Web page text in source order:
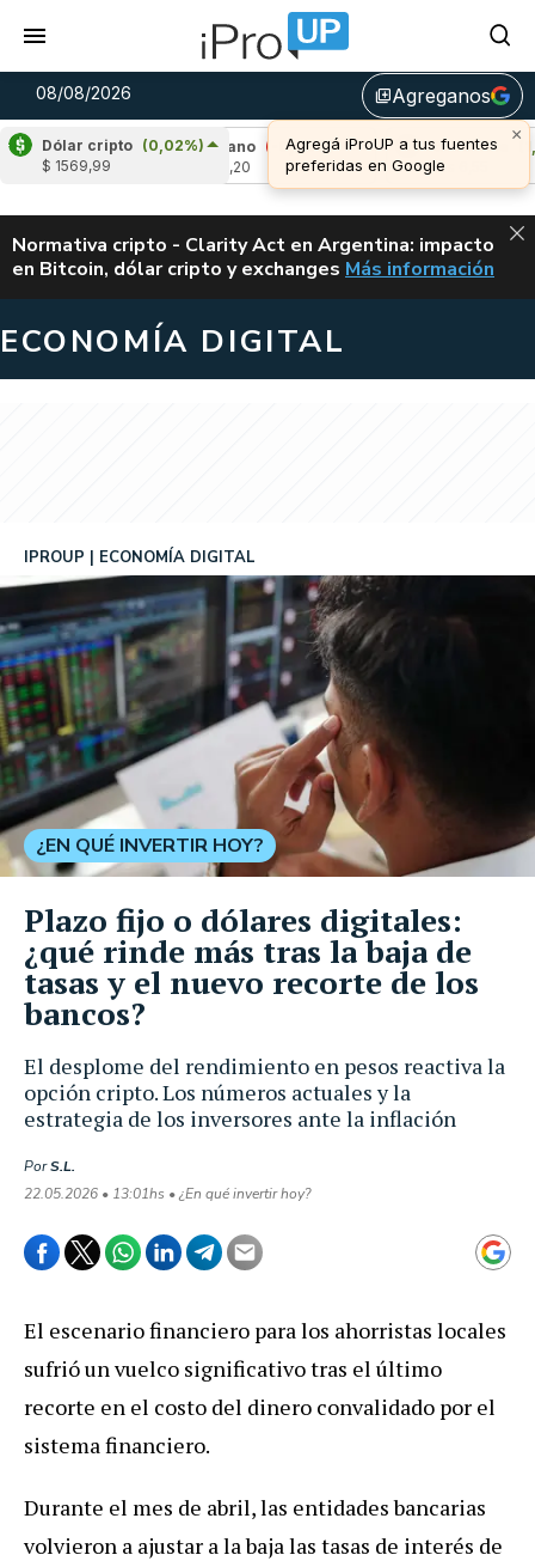
08/08/2026 library_addAgreganos
×
Agregá iProUP a tus fuentes
preferidas en Google
Dólar cripto (0,02%)
$ 1569,99
Cardano
(-0,08%)
Avalanche (1,43%)
u$s 6,55
ALERTA
Normativa cripto - Clarity Act en Argentina: impacto
en Bitcoin, dólar cripto y exchanges CLARITY ACT EN
Más información
ECONOMÍA DIGITAL
El desplome del rendimiento en pesos reactiva la
opción cripto. Los números actuales y la
estrategia de los inversores ante la inflación
IPROUP ECONOMÍA DIGITAL
PorS.L.
22.05.2026 • 13:01hs • ¿En qué invertir hoy?
¿EN QUÉ INVERTIR HOY?
Plazo fijo o dólares digitales:
¿qué rinde más tras la baja de
tasas y el nuevo recorte de los
bancos?
El escenario financiero para los ahorristas locales
sufrió un vuelco significativo tras el último
recorte en el costo del dinero convalidado por el
sistema financiero.
Durante el mes de abril, las entidades bancarias
volvieron a ajustar a la baja las tasas de interés de